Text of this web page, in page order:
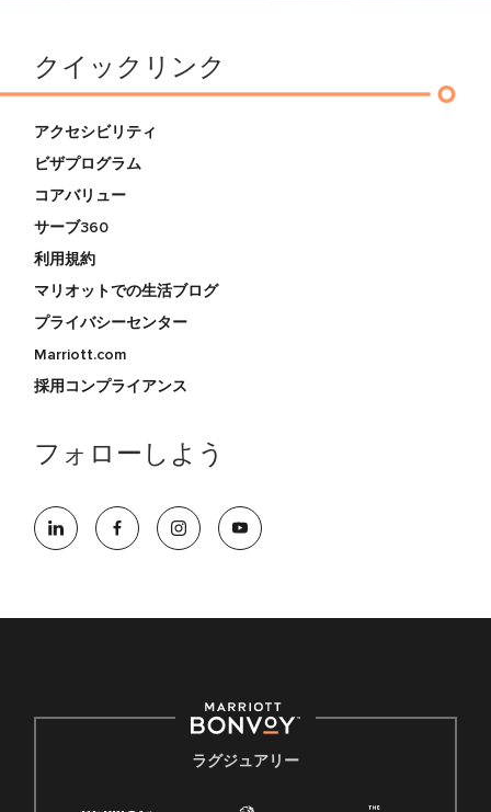
クイックリンク
アクセシビリティ
ビザプログラム
コアバリュー
サーブ360
利用規約
マリオットでの生活ブログ
プライバシーセンター
Marriott.com
採用コンプライアンス
フォローしよう
ラグジュアリー